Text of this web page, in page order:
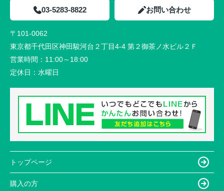
03-5283-8822 お問い合わせ
〒101-0062
東京都千代田区神田駿河台２丁目4-4 第２御茶ノ水ビル２Ｆ
営業時間： 11:00～18:00
定休日： 水曜日
トップページ
購入の方